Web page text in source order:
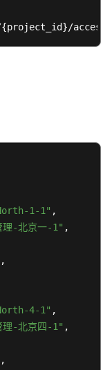
1-1" ,
理-北京一-1" ,
,
4-1" ,
理-北京四-1" ,
,